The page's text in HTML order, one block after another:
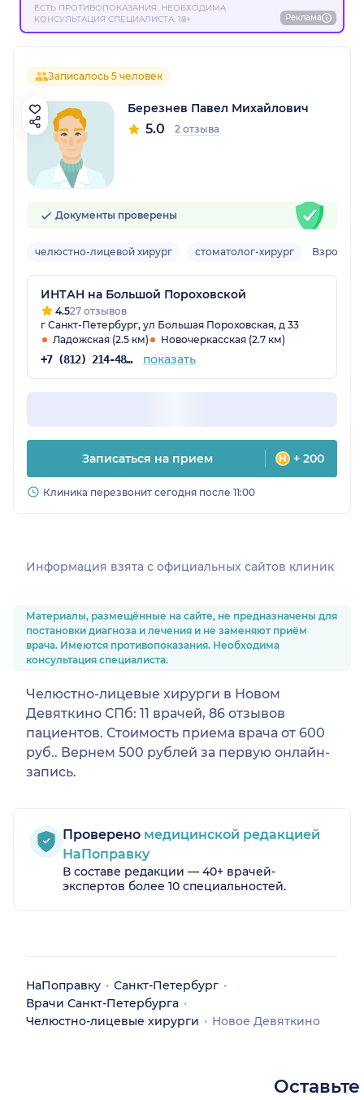
ЕСТЬ ПРОТИВОПОКАЗАНИЯ. НЕОБХОДИМА
КОНСУЛЬТАЦИЯ СПЕЦИАЛИСТА. 18+
Реклама
Записалось 5 человек
Березнев Павел Михайлович
5.0 2 отзыва
Документы проверены
челюстно-лицевой хирург стоматолог-хирург Взрослый
ИНТАН на Большой Пороховской
4.527 отзывов
г Санкт-Петербург, ул Большая Пороховская, д 33
Ладожская (2.5 км)
Новочеркасская (2.7 км)
+7 (812) 214-48-61 показать
Записаться на прием + 200
Клиника перезвонит сегодня после 11:00
Информация взята c официальных сайтов клиник
Материалы, размещённые на сайте, не предназначены для
постановки диагноза и лечения и не заменяют приём
врача. Имеются противопоказания. Необходима
консультация специалиста.
Челюстно-лицевые хирурги в Новом
Девяткино СПб: 11 врачей, 86 отзывов
пациентов. Стоимость приема врача от 600
руб.. Вернем 500 рублей за первую онлайн-
запись.
Проверено медицинской редакцией
НаПоправку
В составе редакции — 40+ врачей-
экспертов более 10 специальностей.
НаПоправку
Санкт-Петербург
Врачи Санкт-Петербурга
Челюстно-лицевые хирурги
Новое Девяткино